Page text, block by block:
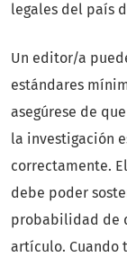
legales del país
Un editor/a
estándares
asegúrese de
la investigación
correctamente.
debe poder
probabilidad de
artículo. Cuando